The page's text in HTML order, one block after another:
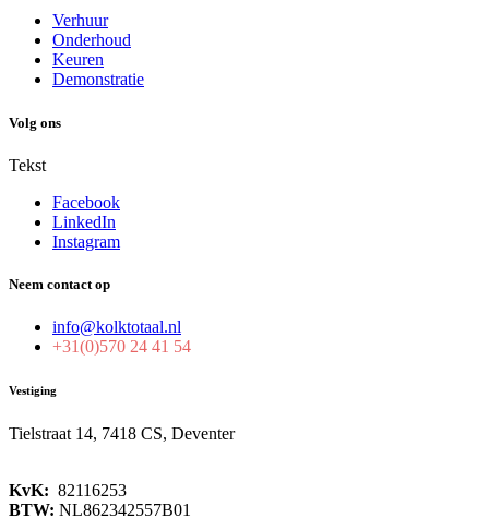
Verhuur
Onderhoud
Keuren
Demonstratie
Volg ons
Tekst
Facebook
LinkedIn
Instagram
Neem contact op
info@kolktotaal.nl
+31(0)570 24 41 54
Vestiging
Tielstraat 14, 7418 CS, Deventer
KvK: 82116253
BTW: NL862342557B01